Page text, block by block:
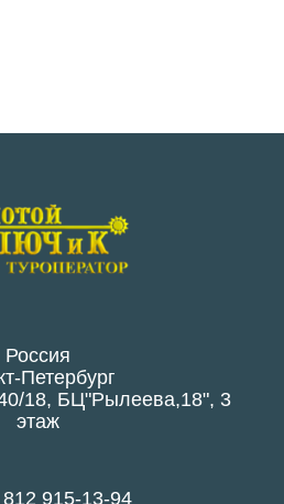
Россия
Петербург
18, БЦ"Рылеева,18", 3
этаж
915-13-94